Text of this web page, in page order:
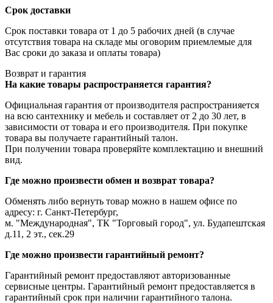
Срок доставки
Срок поставки товара от 1 до 5 рабочих дней (в случае
отсутствия товара на складе мы оговорим приемлемые для
Вас сроки до заказа и оплаты товара)
Возврат и гарантия
На какие товары распространяется гарантия?
Официальная гарантия от производителя распространияется
на всю сантехнику и мебель и составляет от 2 до 30 лет, в
зависимости от товара и его производителя. При покупке
товара вы получаете гарантийный талон.
При получении товара проверяйте комплектацию и внешний
вид.
Где можно произвести обмен и возврат товара?
Обменять либо вернуть товар можно в нашем офисе по
адресу: г. Санкт-Петербург,
м. "Международная", ТК "Торговый город", ул. Будапештская
д.11, 2 эт., сек.29
Где можно произвести гарантийный ремонт?
Гарантийный ремонт предоставляют авторизованные
сервисные центры. Гарантийный ремонт предоставляется в
гарантийный срок при наличии гарантийного талона.